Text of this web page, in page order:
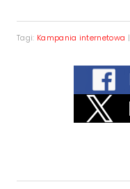
Tagi: Kampania internetowa |